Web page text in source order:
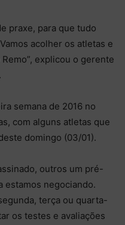
praxe, para que tudo
acolher os atletas e
explicou o gerente
semana de 2016 no
com alguns atletas que
domingo (03/01).
outros um pré-
estamos negociando.
terça ou quarta-
os testes e avaliações